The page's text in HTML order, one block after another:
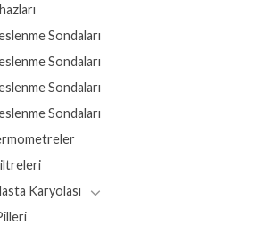
Sondaları
Sondaları
Sondaları
Sondaları
Karyolası